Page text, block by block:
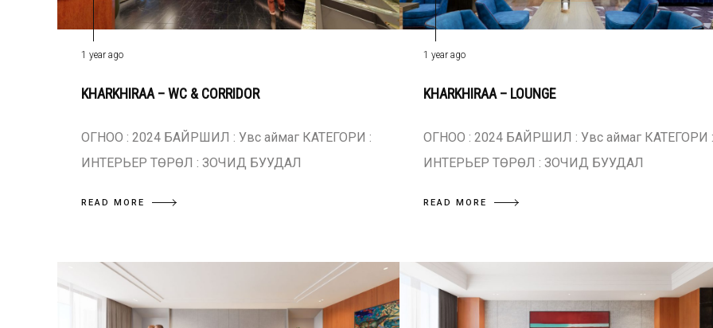
1 year ago
KHARKHIRAA – WC & CORRIDOR
ОГНОО : 2024 БАЙРШИЛ : Увс аймаг КАТЕГОРИ :
ИНТЕРЬЕР ТӨРӨЛ : ЗОЧИД БУУДАЛ
READ MORE
1 year ago
KHARKHIRAA – LOUNGE
ОГНОО : 2024 БАЙРШИЛ : Увс аймаг КАТЕГОРИ :
ИНТЕРЬЕР ТӨРӨЛ : ЗОЧИД БУУДАЛ
READ MORE